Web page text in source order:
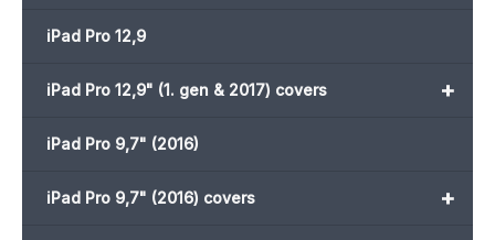
iPad Pro 12,9
+
iPad Pro 12,9" (1. gen & 2017) covers
iPad Pro 9,7" (2016)
+
iPad Pro 9,7" (2016) covers